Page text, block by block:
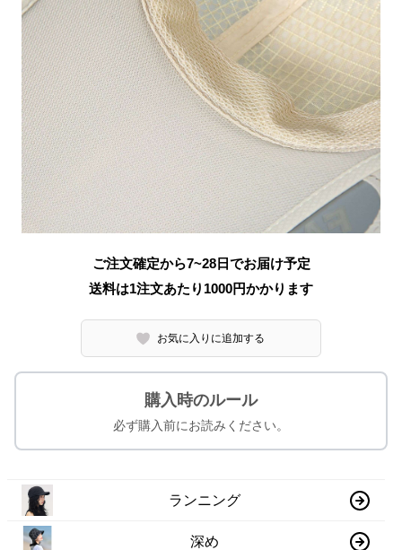
ご注文確定から7~28日でお届け予定
送料は1注文あたり 1000円かかります
お気に入りに追加する
購入時のルール
必ず購入前にお読みください。
ランニング
深め